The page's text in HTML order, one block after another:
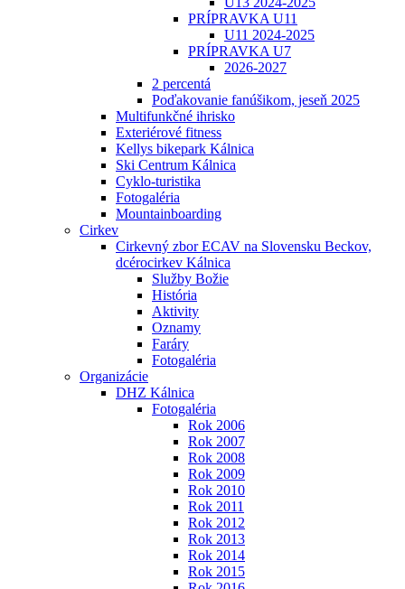
PRÍPRAVKA U11
U11 2024-2025
PRÍPRAVKA U7
2026-2027
2 percentá
Poďakovanie fanúšikom, jeseň 2025
Multifunkčné ihrisko
Exteriérové fitness
Kellys bikepark Kálnica
Ski Centrum Kálnica
Cyklo-turistika
Fotogaléria
Mountainboarding
Cirkev
Cirkevný zbor ECAV na Slovensku Beckov,
dcérocirkev Kálnica
Služby Božie
História
Aktivity
Oznamy
Faráry
Fotogaléria
Organizácie
DHZ Kálnica
Fotogaléria
Rok 2006
Rok 2007
Rok 2008
Rok 2009
Rok 2010
Rok 2011
Rok 2012
Rok 2013
Rok 2014
Rok 2015